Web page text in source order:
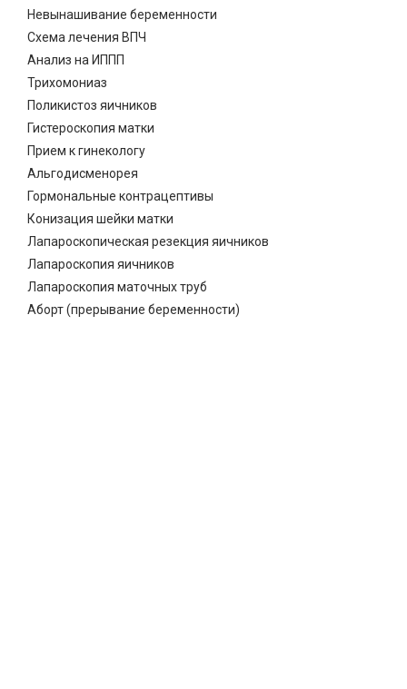
Невынашивание беременности
Схема лечения ВПЧ
Анализ на ИППП
Трихомониаз
Поликистоз яичников
Гистероскопия матки
Прием к гинекологу
Альгодисменорея
Гормональные контрацептивы
Конизация шейки матки
Лапароскопическая резекция яичников
Лапароскопия яичников
Лапароскопия маточных труб
Аборт (прерывание беременности)